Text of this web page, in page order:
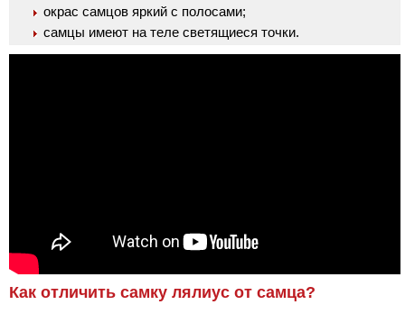
окрас самцов яркий с полосами;
самцы имеют на теле светящиеся точки.
Как отличить самку лялиус от самца?